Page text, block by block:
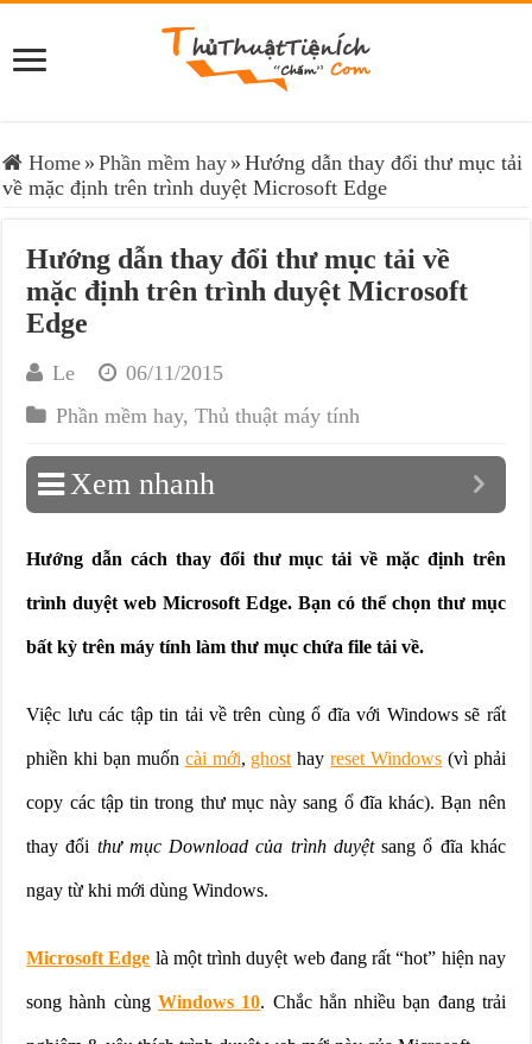
Home » Phần mềm hay » Hướng dẫn thay đổi thư mục tải
về mặc định trên trình duyệt Microsoft Edge
Hướng dẫn thay đổi thư mục tải về
mặc định trên trình duyệt Microsoft
Edge
Le
06/11/2015
Phần mềm hay,Thủ thuật máy tính
Xem nhanh
Hướng dẫn cách thay đổi thư mục tải về mặc định trên
trình duyệt web Microsoft Edge. Bạn có thể chọn thư mục
bất kỳ trên máy tính làm thư mục chứa file tải về.
Việc lưu các tập tin tải về trên cùng ổ đĩa với Windows sẽ rất
phiền khi bạn muốn cài mới, ghost hayreset Windows (vì phải
copy các tập tin trong thư mục này sang ổ đĩa khác). Bạn nên
thay đổi thư mục Download của trình duyệtsang ổ đĩa khác
ngay từ khi mới dùng Windows.
Microsoft Edge là một trình duyệt web đang rất “hot” hiện nay
song hành cùng Windows 10. Chắc hẳn nhiều bạn đang trải